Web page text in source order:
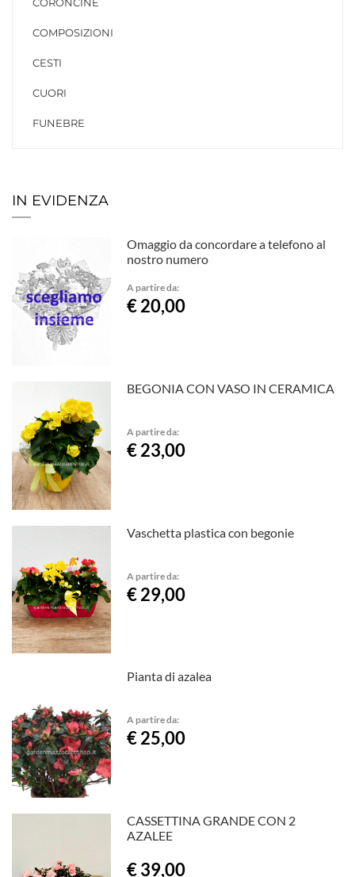
COMPOSIZIONI
CESTI
CUORI
FUNEBRE
IN EVIDENZA
Omaggio da concordare a telefono al
nostro numero
A partire da:
€ 20,00
BEGONIA CON VASO IN CERAMICA
A partire da:
€ 23,00
Vaschetta plastica con begonie
A partire da:
€ 29,00
Pianta di azalea
A partire da:
€ 25,00
CASSETTINA GRANDE CON 2
AZALEE
€ 39,00